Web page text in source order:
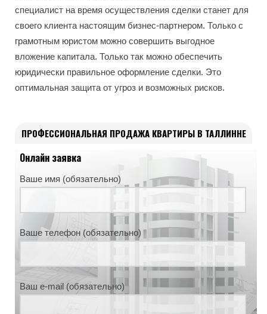
специалист на время осуществления сделки станет для
своего клиента настоящим бизнес-партнером. Только с
грамотным юристом можно совершить выгодное
вложение капитала. Только так можно обеспечить
юридически правильное оформление сделки. Это
оптимальная защита от угроз и возможных рисков.
ПРОФЕССИОНАЛЬНАЯ ПРОДАЖА КВАРТИРЫ В ТАЛЛИННЕ
Онлайн заявка
Ваше имя (обязательно)
Ваше телефон (обязательно)
Ваш e-mail (обязательно)